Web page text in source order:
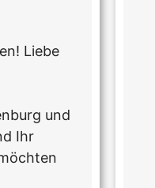
Liebe
und
Ihr